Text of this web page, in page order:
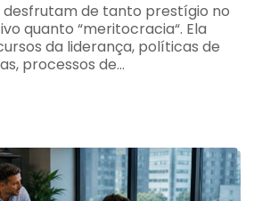
desfrutam de tanto prestígio no
quanto “meritocracia“. Ela
da liderança, políticas de
processos de…